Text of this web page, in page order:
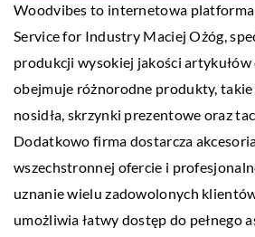
Woodvibes to internetowa
Service for Industry Maciej Ożóg,
produkcji wysokiej jakości
obejmuje różnorodne produkty, takie
nosidła, skrzynki prezentowe oraz
Dodatkowo firma dostarcza
wszechstronnej ofercie i
uznanie wielu zadowolonych
umożliwia łatwy dostęp do pełnego